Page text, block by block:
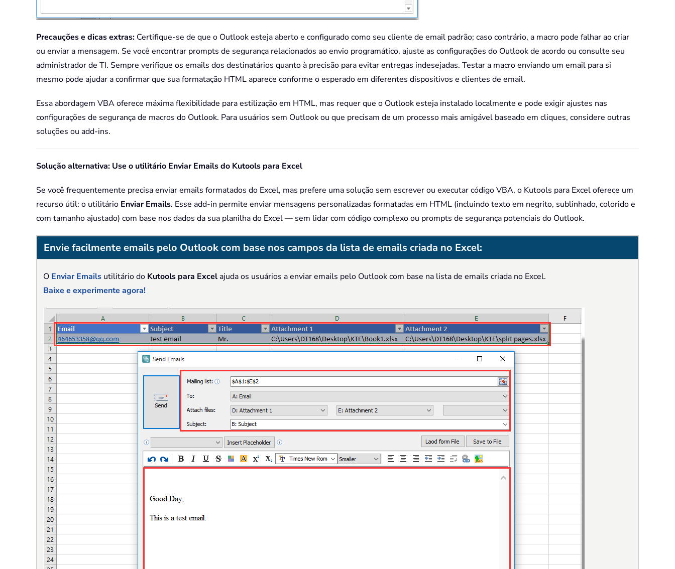
Precauções e dicas extras: Certifique-se de que o Outlook esteja aberto e configurado como seu cliente de email padrão; caso contrário, a macro pode falhar ao criar
ou enviar a mensagem. Se você encontrar prompts de segurança relacionados ao envio programático, ajuste as configurações do Outlook de acordo ou consulte seu
administrador de TI. Sempre verifique os emails dos destinatários quanto à precisão para evitar entregas indesejadas. Testar a macro enviando um email para si
mesmo pode ajudar a confirmar que sua formatação HTML aparece conforme o esperado em diferentes dispositivos e clientes de email.
Essa abordagem VBA oferece máxima flexibilidade para estilização em HTML, mas requer que o Outlook esteja instalado localmente e pode exigir ajustes nas
configurações de segurança de macros do Outlook. Para usuários sem Outlook ou que precisam de um processo mais amigável baseado em cliques, considere outras
soluções ou add-ins.
Solução alternativa: Use o utilitário Enviar Emails do Kutools para Excel
Se você frequentemente precisa enviar emails formatados do Excel, mas prefere uma solução sem escrever ou executar código VBA, o Kutools para Excel oferece um
recurso útil: o utilitário Enviar Emails. Esse add-in permite enviar mensagens personalizadas formatadas em HTML (incluindo texto em negrito, sublinhado, colorido e
com tamanho ajustado) com base nos dados da sua planilha do Excel — sem lidar com código complexo ou prompts de segurança potenciais do Outlook.
Envie facilmente emails pelo Outlook com base nos campos da lista de emails criada no Excel:
O Enviar Emails utilitário do Kutools para Excel ajuda os usuários a enviar emails pelo Outlook com base na lista de emails criada no Excel.
Baixe e experimente agora!